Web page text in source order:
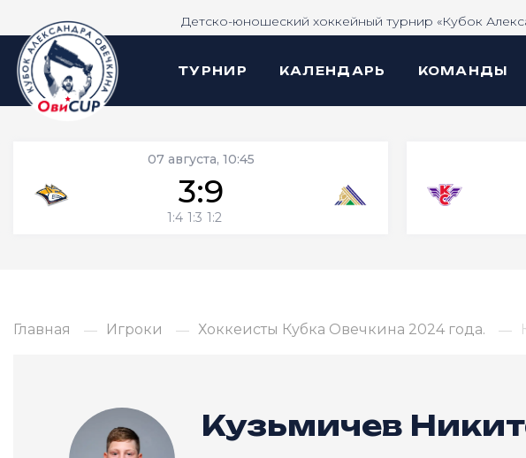
Детско-юношеский хоккейный турнир «Кубок
ТУРНИР КАЛЕНДАРЬ КОМАНДЫ
07 августа, 10:45
3:9
1:4 1:3 1:2
Главная Игроки Хоккеисты Кубка Овечкина 2024 года.
Кузьмичев